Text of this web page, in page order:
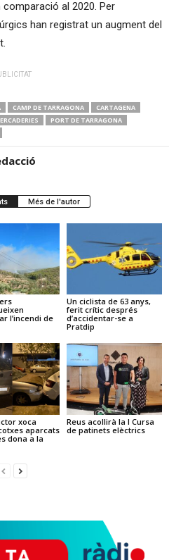
comparació al 2020. Per
han registrat un augment del
CAMP DE TARRAGONA
CARTAGENA
PORT DE TARRAGONA
Més de l'autor
l’incendi de
Un ciclista de 63 anys,
ferit crític després
d’accidentar-se a
Pratdip
xoca
aparcats
dona a la
Reus acollirà la I Cursa
de patinets elèctrics